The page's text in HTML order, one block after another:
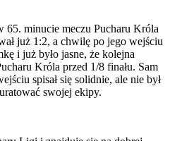
65. minucie meczu Pucharu Króla
już 1:2, a chwilę po jego wejściu
i już było jasne, że kolejna
Króla przed 1/8 finału. Sam
spisał się solidnie, ale nie był
swojej ekipy.